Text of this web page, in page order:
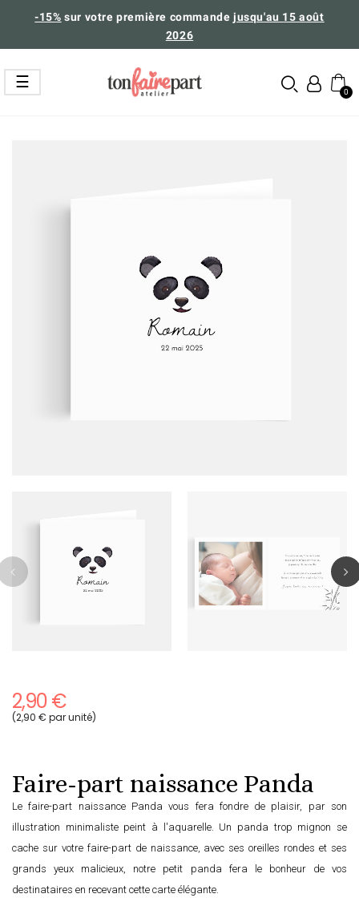
-15% sur votre première commandejusqu'au 15 août
2026
Basculer
la
navigation
☰
2,90 €
(2,90 € par unité)
Faire-part naissance Panda
Le faire-part naissance Panda vous fera fondre de plaisir, par son
illustration minimaliste peint à l'aquarelle. Un panda trop mignon se
cache sur votre faire-part de naissance, avec ses oreilles rondes et ses
grands yeux malicieux, notre petit panda fera le bonheur de vos
destinataires en recevant cette carte élégante.